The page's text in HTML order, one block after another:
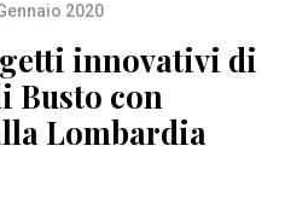
2020
innovativi di
Busto con
Lombardia